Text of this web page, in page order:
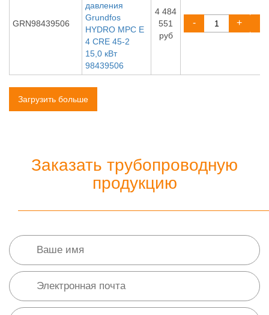
GRN98439506
давления
Grundfos
HYDRO MPC E
4 CRE 45-2
15,0 кВт
98439506
4 484
551
руб
- +
Загрузить больше
Заказать трубопроводную
продукцию